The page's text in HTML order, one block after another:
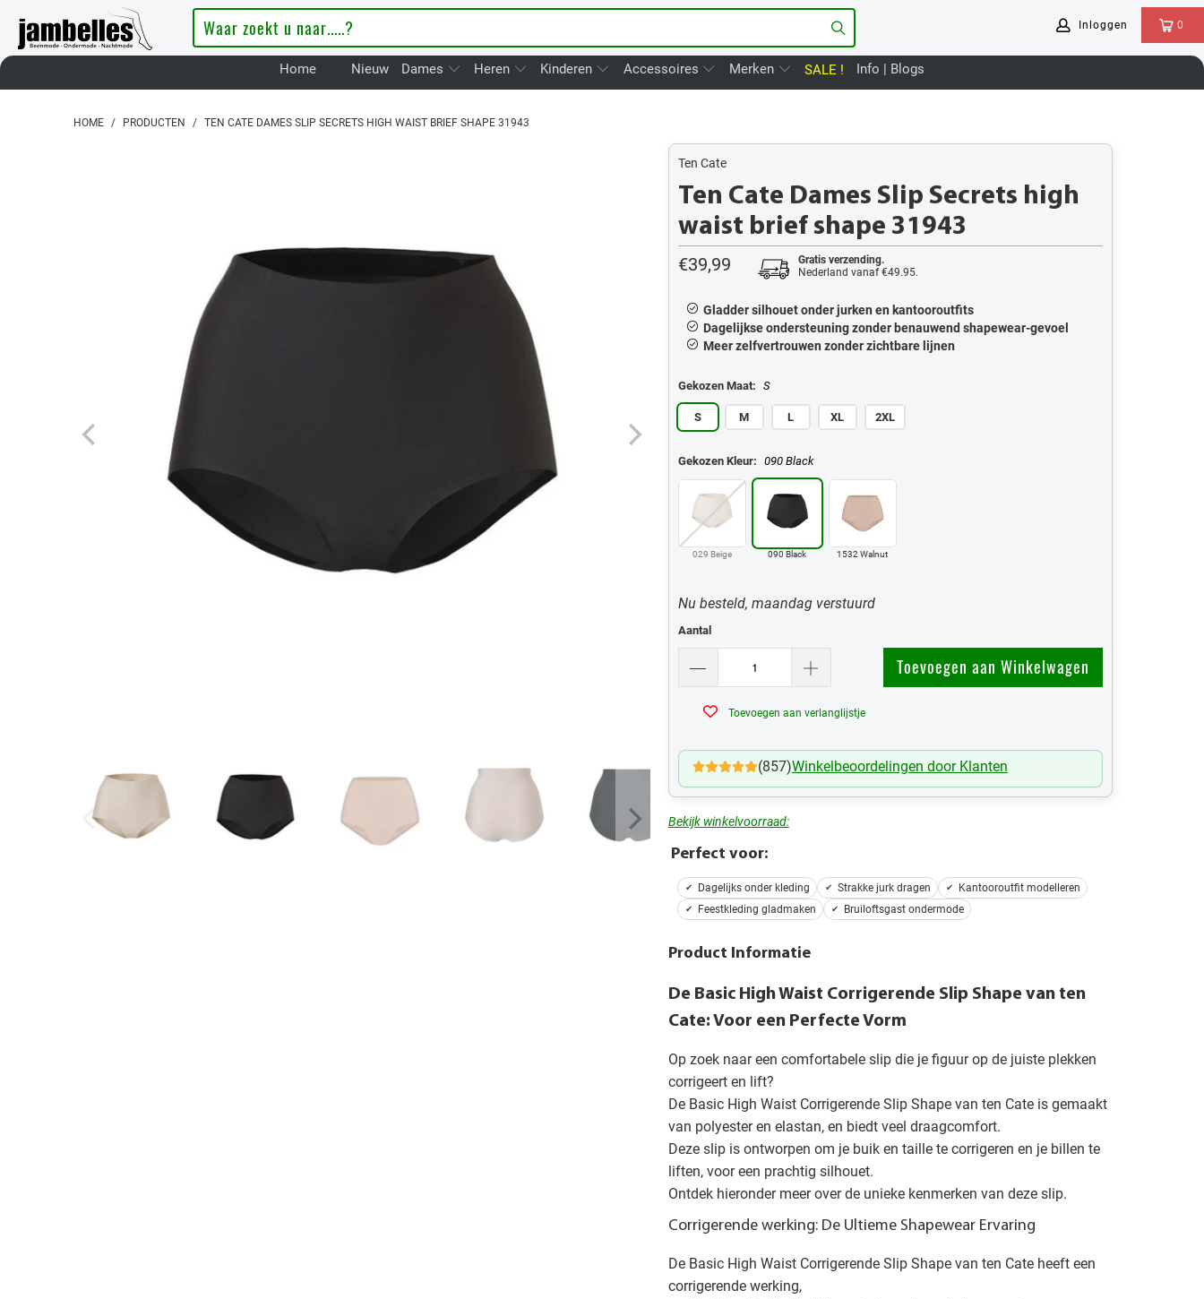
0
Inloggen
Home Nieuw Dames Heren Kinderen Accessoires Merken SALE ! Info | Blogs
HOME / PRODUCTEN / TEN CATE DAMES SLIP SECRETS HIGH WAIST BRIEF SHAPE 31943
Ten Cate
Ten Cate Dames Slip Secrets high
waist brief shape 31943
€39,99
Gratis verzending.
Nederland vanaf €49.95.
Gladder silhouet onder jurken en kantooroutfits
Dagelijkse ondersteuning zonder benauwend shapewear-gevoel
Meer zelfvertrouwen zonder zichtbare lijnen
Gekozen Maat: S
S M L XL 2XL
Gekozen Kleur: 090 Black
029 Beige 090 Black 1532 Walnut
Nu besteld, maandag verstuurd
Aantal
Toevoegen aan Winkelwagen
Toevoegen aan verlanglijstje
(857)Winkelbeoordelingen door Klanten
Bekijk winkelvoorraad:
Perfect voor:
Dagelijks onder kleding Strakke jurk dragen
Kantooroutfit modelleren
Feestkleding gladmaken
Bruiloftsgast ondermode
Product Informatie
De Basic High Waist Corrigerende Slip Shape van ten
Cate: Voor een Perfecte Vorm
Op zoek naar een comfortabele slip die je figuur op de juiste plekken
corrigeert en lift?
De Basic High Waist Corrigerende Slip Shape van ten Cate is gemaakt
van polyester en elastan, en biedt veel draagcomfort.
Deze slip is ontworpen om je buik en taille te corrigeren en je billen te
liften, voor een prachtig silhouet.
Ontdek hieronder meer over de unieke kenmerken van deze slip.
Corrigerende werking: De Ultieme Shapewear Ervaring
De Basic High Waist Corrigerende Slip Shape van ten Cate heeft een
corrigerende werking,